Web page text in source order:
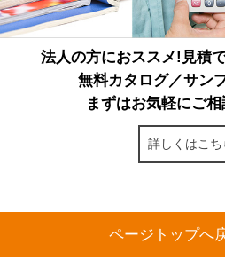
法人の方におススメ!見積
無料カタログ／サン
まずはお気軽にご相
詳しくはこち
ページトップへ